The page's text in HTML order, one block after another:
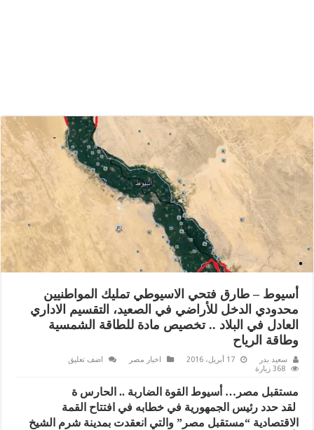
أسيوط – طارق فتحي الاسيوطي تمليك المواطنيين
محدودي الدخل للأراضي في الصعيد، التقسيم الاداري
العادل في البلاد .. تخصيص مادة للطاقة الشمسية
وطاقة الرياح
سعيد بدر 17 أبريل، 2016 اخبار مصر
اضف تعليق
368 زيارة
مستقبل مصر… أسيوط القوة الضاربة .. الحارس ة
لقد حدد رئيس الجمهورية في خطابه في افتتاح القمة
الاقتصادية “مستقبل مصر” والتي انعقدت بمدينة شرم الشيخ